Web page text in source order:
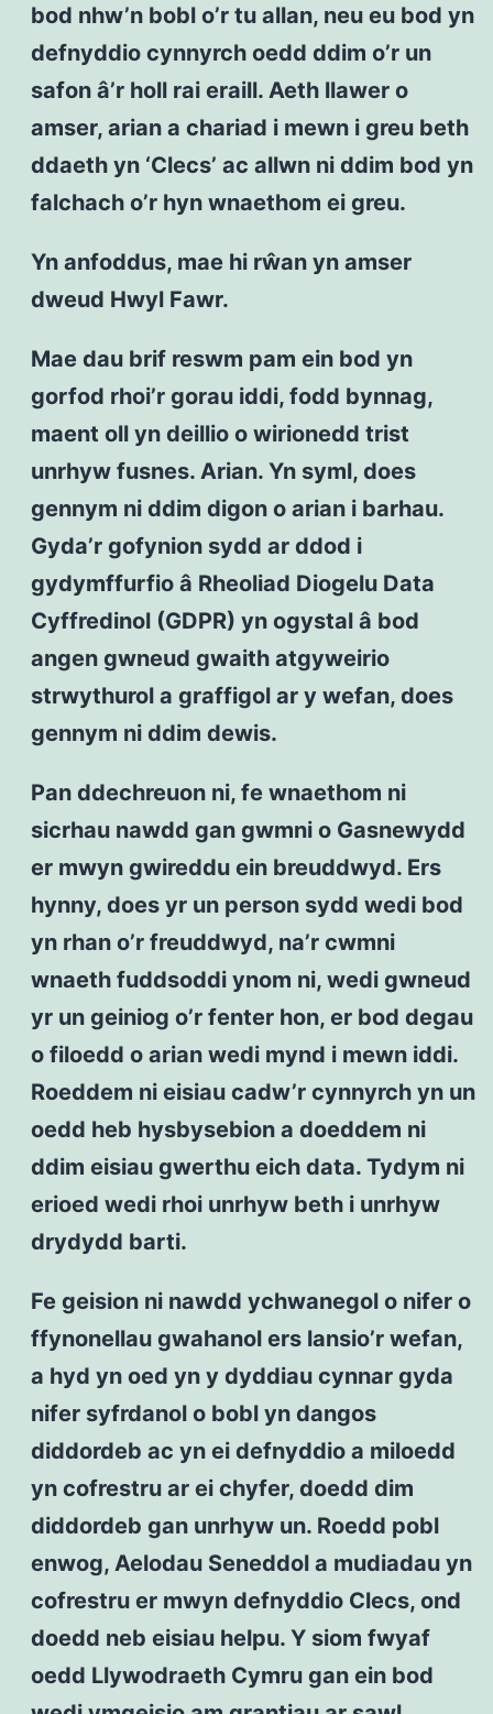
bod nhw’n bobl o’r tu allan, neu eu bod yn
defnyddio cynnyrch oedd ddim o’r un
safon â’r holl rai eraill. Aeth llawer o
amser, arian a chariad i mewn i greu beth
ddaeth yn ‘Clecs’ ac allwn ni ddim bod yn
falchach o’r hyn wnaethom ei greu.
Yn anfoddus, mae hi rŵan yn amser
dweud Hwyl Fawr.
Mae dau brif reswm pam ein bod yn
gorfod rhoi’r gorau iddi, fodd bynnag,
maent oll yn deillio o wirionedd trist
unrhyw fusnes. Arian. Yn syml, does
gennym ni ddim digon o arian i barhau.
Gyda’r gofynion sydd ar ddod i
gydymffurfio â Rheoliad Diogelu Data
Cyffredinol (GDPR) yn ogystal â bod
angen gwneud gwaith atgyweirio
strwythurol a graffigol ar y wefan, does
gennym ni ddim dewis.
Pan ddechreuon ni, fe wnaethom ni
sicrhau nawdd gan gwmni o Gasnewydd
er mwyn gwireddu ein breuddwyd. Ers
hynny, does yr un person sydd wedi bod
yn rhan o’r freuddwyd, na’r cwmni
wnaeth fuddsoddi ynom ni, wedi gwneud
yr un geiniog o’r fenter hon, er bod degau
o filoedd o arian wedi mynd i mewn iddi.
Roeddem ni eisiau cadw’r cynnyrch yn un
oedd heb hysbysebion a doeddem ni
ddim eisiau gwerthu eich data. Tydym ni
erioed wedi rhoi unrhyw beth i unrhyw
drydydd barti.
Fe geision ni nawdd ychwanegol o nifer o
ffynonellau gwahanol ers lansio’r wefan,
a hyd yn oed yn y dyddiau cynnar gyda
nifer syfrdanol o bobl yn dangos
diddordeb ac yn ei defnyddio a miloedd
yn cofrestru ar ei chyfer, doedd dim
diddordeb gan unrhyw un. Roedd pobl
enwog, Aelodau Seneddol a mudiadau yn
cofrestru er mwyn defnyddio Clecs, ond
doedd neb eisiau helpu. Y siom fwyaf
oedd Llywodraeth Cymru gan ein bod